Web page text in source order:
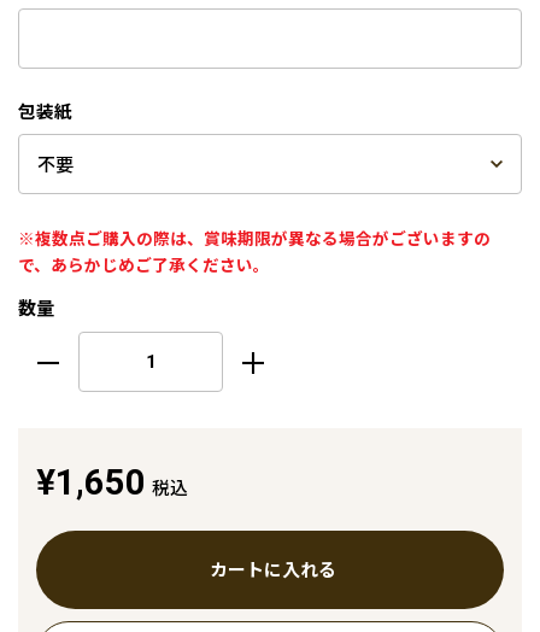
包装紙
※複数点ご購入の際は、賞味期限が異なる場合がございますの
で、あらかじめご了承ください。
数量
¥1,650 税込
カートに入れる